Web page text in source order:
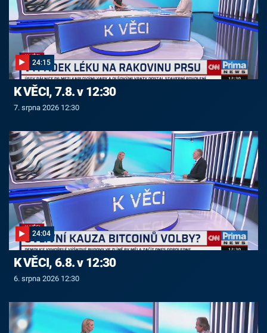
24:15
K VĚCI, 7.8. v 12:30
7. srpna 2026 12:30
24:04
K VĚCI, 6.8. v 12:30
6. srpna 2026 12:30